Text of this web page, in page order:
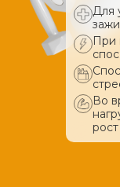
Для
При
Во